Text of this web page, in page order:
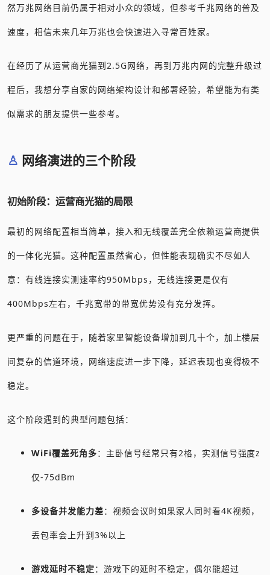
然万兆网络目前仍属于相对小众的领域，但参考千兆网络的普及
速度，相信未来几年万兆也会快速进入寻常百姓家。
在经历了从运营商光猫到2.5G网络，再到万兆内网的完整升级过
程后，我想分享自家的网络架构设计和部署经验，希望能为有类
似需求的朋友提供一些参考。
网络演进的三个阶段
初始阶段：运营商光猫的局限
最初的网络配置相当简单，接入和无线覆盖完全依赖运营商提供
的一体化光猫。这种配置虽然省心，但性能表现确实不尽如人
意：有线连接实测速率约950Mbps，无线连接更是仅有
400Mbps左右，千兆宽带的带宽优势没有充分发挥。
更严重的问题在于，随着家里智能设备增加到几十个，加上楼层
间复杂的信道环境，网络速度进一步下降，延迟表现也变得极不
稳定。
这个阶段遇到的典型问题包括：
WiFi覆盖死角多：主卧信号经常只有2格，实测信号强度z
仅-75dBm
多设备并发能力差：视频会议时如果家人同时看4K视频，
丢包率会上升到3%以上
游戏延时不稳定：游戏下的延时不稳定，偶尔能超过